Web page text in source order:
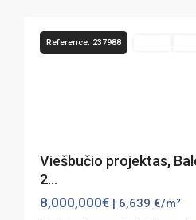
Reference: 237988
Viešbučio projektas,
2...
8,000,000€ | 6,639 €/m²